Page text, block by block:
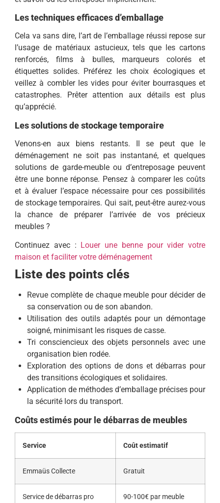
Les techniques efficaces d’emballage
Cela va sans dire, l’art de l’emballage réussi repose sur
l’usage de matériaux astucieux, tels que les cartons
renforcés, films à bulles, marqueurs colorés et
étiquettes solides. Préférez les choix écologiques et
veillez à combler les vides pour éviter bourrasques et
catastrophes. Prêter attention aux détails est plus
qu’apprécié.
Les solutions de stockage temporaire
Venons-en aux biens restants. Il se peut que le
déménagement ne soit pas instantané, et quelques
solutions de garde-meuble ou d’entreposage peuvent
être une bonne réponse. Pensez à comparer les coûts
et à évaluer l’espace nécessaire pour ces possibilités
de stockage temporaires. Qui sait, peut-être aurez-vous
la chance de préparer l’arrivée de vos précieux
meubles ?
Continuez avec : Louer une benne pour vider votre
maison et faciliter votre déménagement
Liste des points clés
Revue complète de chaque meuble pour décider de
sa conservation ou de son abandon.
Utilisation des outils adaptés pour un démontage
soigné, minimisant les risques de casse.
Tri consciencieux des objets personnels avec une
organisation bien rodée.
Exploration des options de dons et débarras pour
des transitions écologiques et solidaires.
Application de méthodes d’emballage précises pour
la sécurité lors du transport.
Coûts estimés pour le débarras de meubles
Service Coût estimatif
Emmaüs Collecte Gratuit
Service de débarras pro 90-100€ par meuble